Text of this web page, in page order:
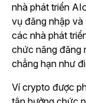
nhà phát triển
vụ đăng nhập và
các nhà phát
chức năng đăng
chẳng hạn như
Ví crypto được